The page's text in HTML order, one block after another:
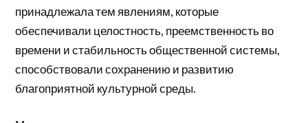
принадлежала тем явлениям, которые
обеспечивали целостность, преемственность во
времени и стабильность общественной системы,
способствовали сохранению и развитию
благоприятной культурной среды.